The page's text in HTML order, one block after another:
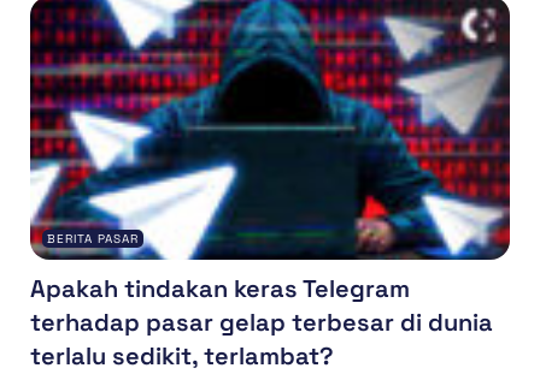
BERITA PASAR
Apakah tindakan keras Telegram
terhadap pasar gelap terbesar di dunia
terlalu sedikit, terlambat?